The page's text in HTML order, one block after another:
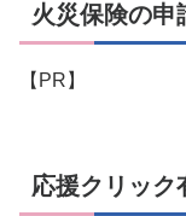
火災保険の申
【PR】
応援クリック